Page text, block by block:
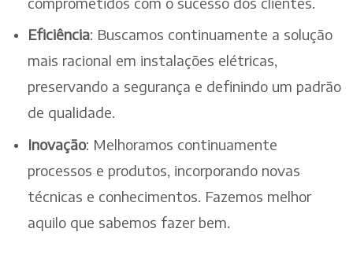
Eficiência: Buscamos continuamente a solução
mais racional em instalações elétricas,
preservando a segurança e definindo um padrão
de qualidade.
Inovação: Melhoramos continuamente
processos e produtos, incorporando novas
técnicas e conhecimentos. Fazemos melhor
aquilo que sabemos fazer bem.